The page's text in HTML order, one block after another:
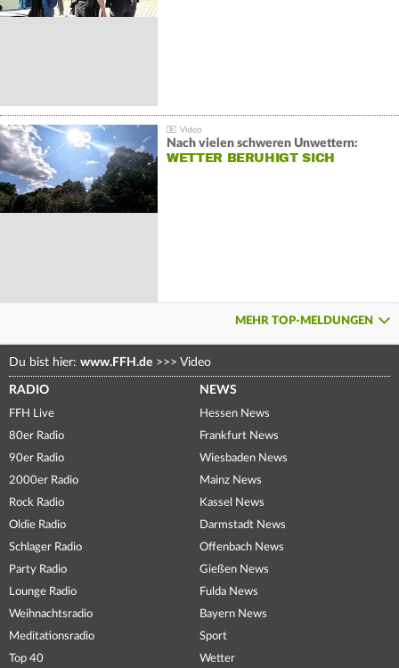
Nach vielen schweren Unwettern:
WETTER BERUHIGT SICH
MEHR TOP-MELDUNGEN
Du bist hier: www.FFH.de >>> Video
RADIO
FFH Live
80er Radio
90er Radio
2000er Radio
Rock Radio
Oldie Radio
Schlager Radio
Party Radio
Lounge Radio
Weihnachtsradio
Meditationsradio
Top 40
NEWS
Hessen News
Frankfurt News
Wiesbaden News
Mainz News
Kassel News
Darmstadt News
Offenbach News
Gießen News
Fulda News
Bayern News
Sport
Wetter